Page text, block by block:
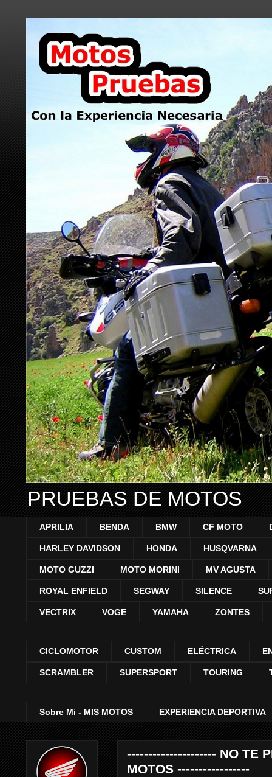
PRUEBAS DE MOTOS
APRILIA BENDA BMW CF MOTO
HARLEY DAVIDSON HONDA HUSQVARNA
MOTO GUZZI MOTO MORINI MV AGUSTA
ROYAL ENFIELD SEGWAY SILENCE
VECTRIX VOGE YAMAHA ZONTES
CICLOMOTOR CUSTOM ELÉCTRICA
SCRAMBLER SUPERSPORT TOURING
Sobre Mi - MIS MOTOS EXPERIENCIA DEPORTIVA
--------------------- NO TE
MOTOS -----------------